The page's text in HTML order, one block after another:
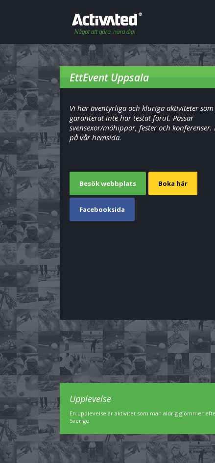
EttEvent Uppsala
Vi har äventyrliga och kluriga aktiviteter
garanterat inte har testat förut. Passar
svensexor/möhippor, fester och konferenser.
på vår hemsida.
Besök webbplats Boka här
Facebooksida
Upplevelse
En upplevelse är aktivitet som man aldrig glömmer
Sverige.